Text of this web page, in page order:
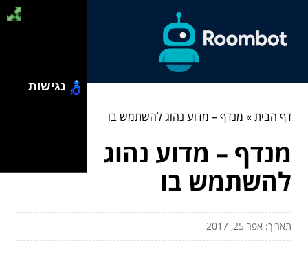
דף הבית» מנדף – מדוע נהוג להשתמש בו
מנדף – מדוע נהוג
להשתמש בו
תאריך: אפר 25, 2017
נגישות